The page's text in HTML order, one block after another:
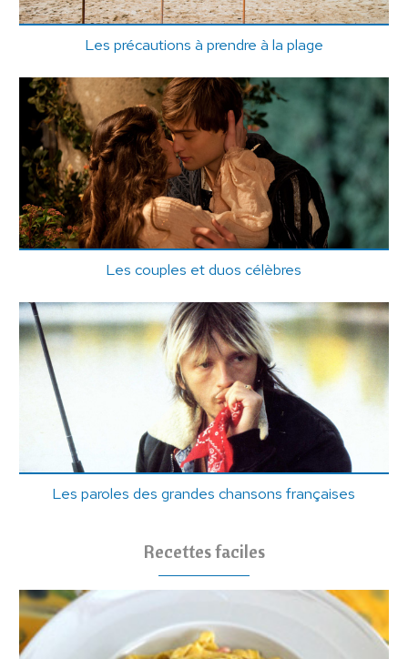
Les précautions à prendre à la plage
Les couples et duos célèbres
Les paroles des grandes chansons françaises
Recettes faciles